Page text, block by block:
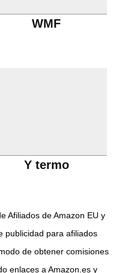
WMF
Y termo
Afiliados de Amazon EU y
publicidad para afiliados
de obtener comisiones
enlaces a Amazon.es y